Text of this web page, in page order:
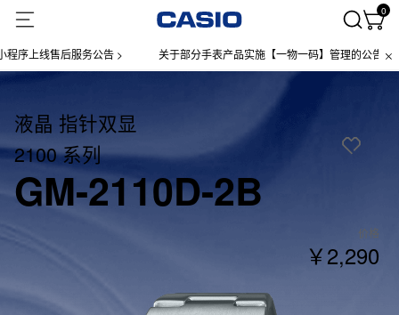
0
售后服务公告 > 关于部分手表产品实施【一物一码】管理的公告 >
液晶 指针双显
2100 系列
GM-2110D-2B
价格
￥2,290